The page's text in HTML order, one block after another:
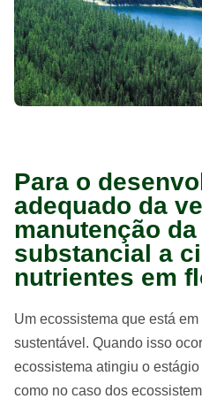
Para o
adequado da
manutenção
substancial a
nutrientes em
Um ecossistema que está
sustentável. Quando isso
ecossistema atingiu o
como no caso dos